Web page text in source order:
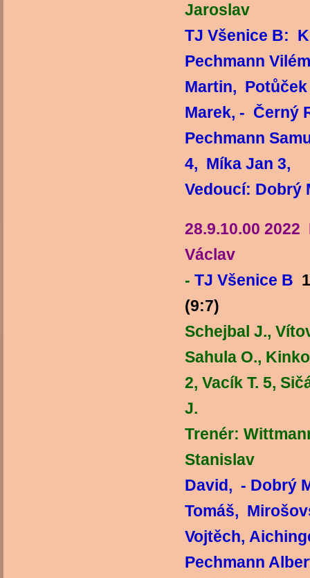
Jaroslav
TJ Všenice B:
Pechmann
Martin, Potůček
Marek, - Černý
Pechmann
4,
Vedoucí: Dobrý
28.9.10.00
Václav
- TJ Všenice B
(9:7)
Schejbal J.,
Sahula O.,
2, Vacík T. 5,
Trenér:
Stanislav
David, - Dobrý
Tomáš,
Vojtěch,
Pechmann